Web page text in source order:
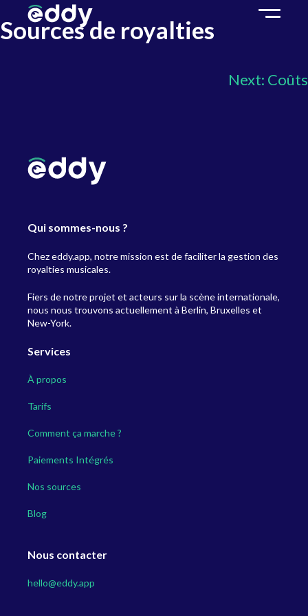
Sources de royalties
Next: Coûts
Qui sommes-nous ?
Chez eddy.app, notre mission est de faciliter la gestion des
royalties musicales.
Fiers de notre projet et acteurs sur la scène internationale,
nous nous trouvons actuellement à Berlin, Bruxelles et
New-York.
Services
À propos
Tarifs
Comment ça marche ?
Paiements Intégrés
Nos sources
Blog
Nous contacter
hello@eddy.app